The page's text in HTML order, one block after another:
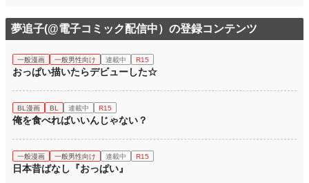
夢追子(@電子コミック配信中）の登録コンテンツ
一般漫画 一般男性向け 連載中 R15
おっぱい描いたらデビューした☆
BL漫画 BL 連載中 R15
俺を食べればいいんじゃない？
一般漫画 一般男性向け 連載中 R15
日本昔ばなし『おっぱい』